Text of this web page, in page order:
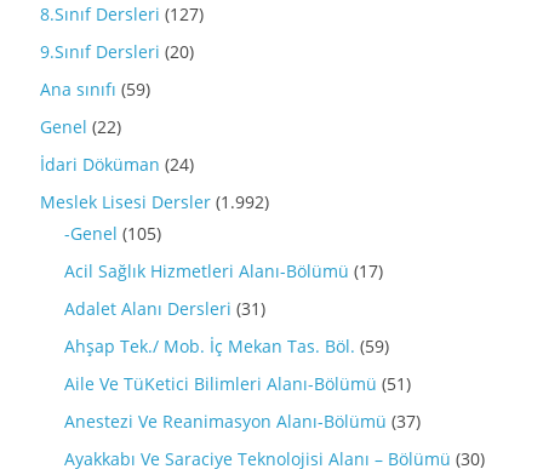
8.Sınıf Dersleri (127)
9.Sınıf Dersleri (20)
Ana sınıfı (59)
Genel (22)
İdari Döküman (24)
Meslek Lisesi Dersler (1.992)
-Genel (105)
Acil Sağlık Hizmetleri Alanı-Bölümü (17)
Adalet Alanı Dersleri (31)
Ahşap Tek./ Mob. İç Mekan Tas. Böl. (59)
Aile Ve TüKetici Bilimleri Alanı-Bölümü (51)
Anestezi Ve Reanimasyon Alanı-Bölümü (37)
Ayakkabı Ve Saraciye Teknolojisi Alanı – Bölümü (30)